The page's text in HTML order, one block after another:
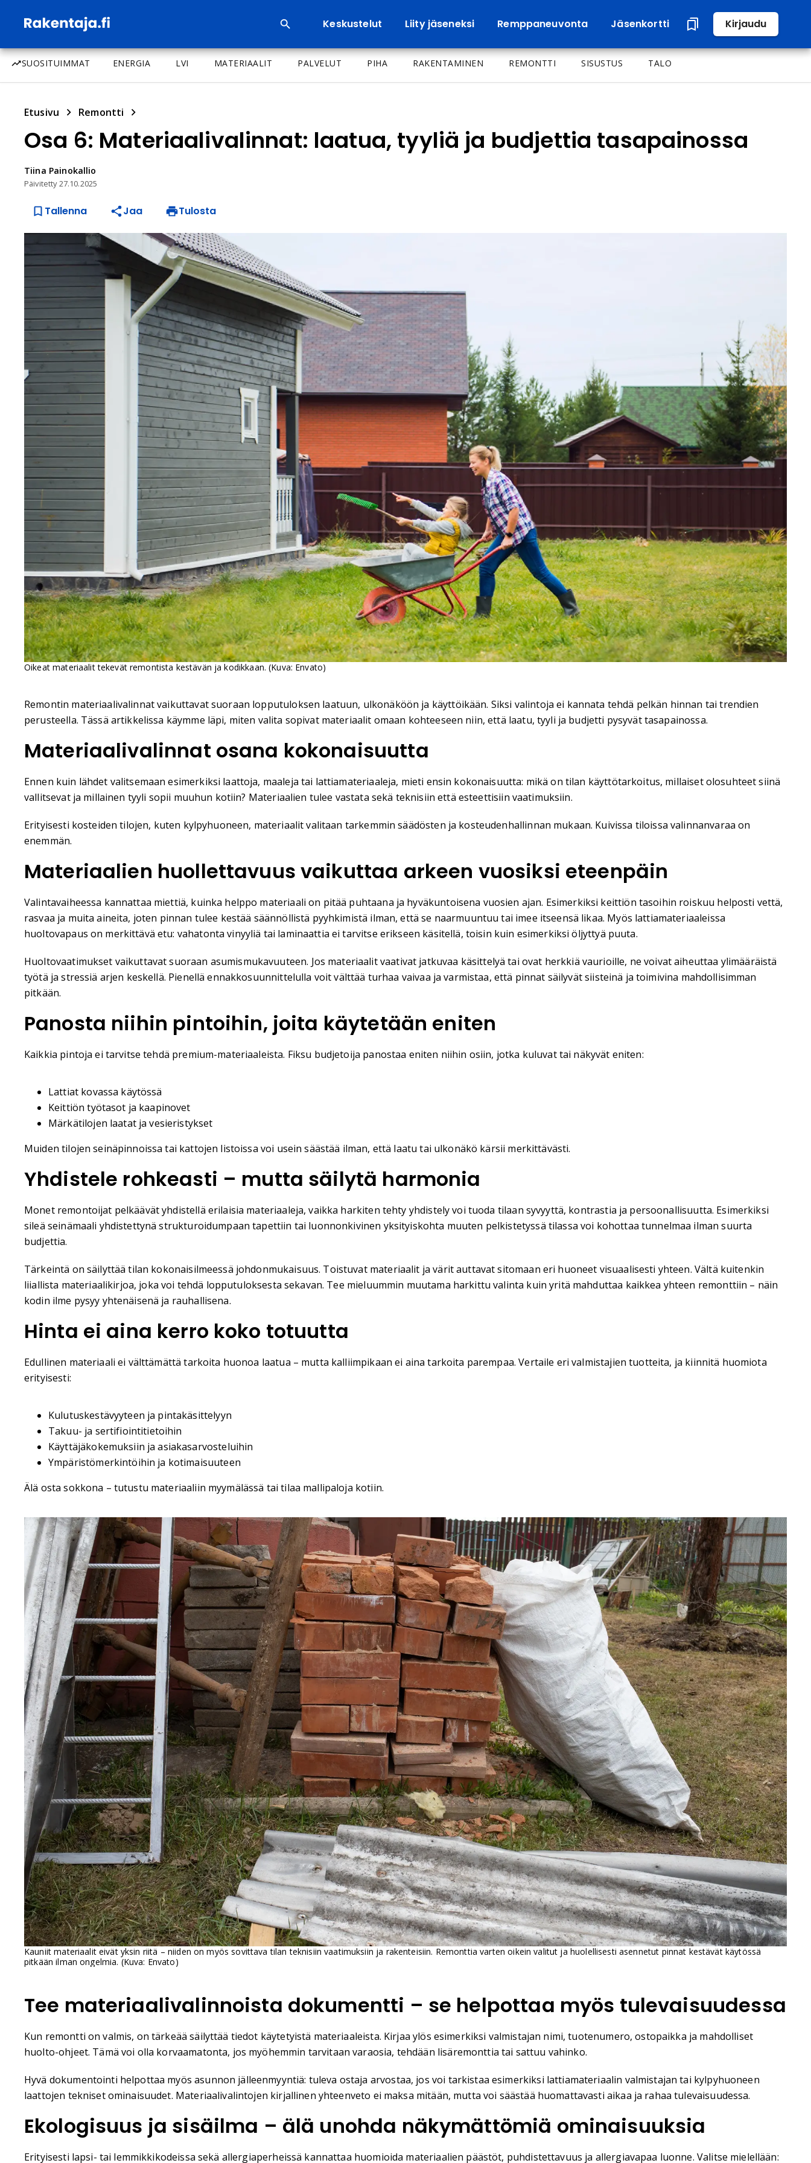
Keskustelut Liity jäseneksi Remppaneuvonta Jäsenkortti Kirjaudu
SUOSITUIMMAT ENERGIA LVI MATERIAALIT PALVELUT PIHA RAKENTAMINEN REMONTTI SISUSTUS TALO
Etusivu Remontti
Osa 6: Materiaalivalinnat: laatua, tyyliä ja budjettia tasapainossa
Tiina Painokallio
Päivitetty27.10.2025
Tallenna Jaa Tulosta
Oikeat materiaalit tekevät remontista kestävän ja kodikkaan. (Kuva: Envato)
Remontin materiaalivalinnat vaikuttavat suoraan lopputuloksen laatuun, ulkonäköön ja käyttöikään. Siksi valintoja ei kannata tehdä pelkän hinnan tai trendien
perusteella. Tässä artikkelissa käymme läpi, miten valita sopivat materiaalit omaan kohteeseen niin, että laatu, tyyli ja budjetti pysyvät tasapainossa.
Materiaalivalinnat osana kokonaisuutta
Ennen kuin lähdet valitsemaan esimerkiksi laattoja, maaleja tai lattiamateriaaleja, mieti ensin kokonaisuutta: mikä on tilan käyttötarkoitus, millaiset olosuhteet siinä
vallitsevat ja millainen tyyli sopii muuhun kotiin? Materiaalien tulee vastata sekä teknisiin että esteettisiin vaatimuksiin.
Erityisesti kosteiden tilojen, kuten kylpyhuoneen, materiaalit valitaan tarkemmin säädösten ja kosteudenhallinnan mukaan. Kuivissa tiloissa valinnanvaraa on
enemmän.
Materiaalien huollettavuus vaikuttaa arkeen vuosiksi eteenpäin
Valintavaiheessa kannattaa miettiä, kuinka helppo materiaali on pitää puhtaana ja hyväkuntoisena vuosien ajan. Esimerkiksi keittiön tasoihin roiskuu helposti vettä,
rasvaa ja muita aineita, joten pinnan tulee kestää säännöllistä pyyhkimistä ilman, että se naarmuuntuu tai imee itseensä likaa. Myös lattiamateriaaleissa
huoltovapaus on merkittävä etu: vahatonta vinyyliä tai laminaattia ei tarvitse erikseen käsitellä, toisin kuin esimerkiksi öljyttyä puuta.
Huoltovaatimukset vaikuttavat suoraan asumismukavuuteen. Jos materiaalit vaativat jatkuvaa käsittelyä tai ovat herkkiä vaurioille, ne voivat aiheuttaa ylimääräistä
työtä ja stressiä arjen keskellä. Pienellä ennakkosuunnittelulla voit välttää turhaa vaivaa ja varmistaa, että pinnat säilyvät siisteinä ja toimivina mahdollisimman
pitkään.
Panosta niihin pintoihin, joita käytetään eniten
Kaikkia pintoja ei tarvitse tehdä premium-materiaaleista. Fiksu budjetoija panostaa eniten niihin osiin, jotka kuluvat tai näkyvät eniten:
Lattiat kovassa käytössä
Keittiön työtasot ja kaapinovet
Märkätilojen laatat ja vesieristykset
Muiden tilojen seinäpinnoissa tai kattojen listoissa voi usein säästää ilman, että laatu tai ulkonäkö kärsii merkittävästi.
Yhdistele rohkeasti – mutta säilytä harmonia
Monet remontoijat pelkäävät yhdistellä erilaisia materiaaleja, vaikka harkiten tehty yhdistely voi tuoda tilaan syvyyttä, kontrastia ja persoonallisuutta. Esimerkiksi
sileä seinämaali yhdistettynä strukturoidumpaan tapettiin tai luonnonkivinen yksityiskohta muuten pelkistetyssä tilassa voi kohottaa tunnelmaa ilman suurta
budjettia.
Tärkeintä on säilyttää tilan kokonaisilmeessä johdonmukaisuus. Toistuvat materiaalit ja värit auttavat sitomaan eri huoneet visuaalisesti yhteen. Vältä kuitenkin
liiallista materiaalikirjoa, joka voi tehdä lopputuloksesta sekavan. Tee mieluummin muutama harkittu valinta kuin yritä mahduttaa kaikkea yhteen remonttiin – näin
kodin ilme pysyy yhtenäisenä ja rauhallisena.
Hinta ei aina kerro koko totuutta
Edullinen materiaali ei välttämättä tarkoita huonoa laatua – mutta kalliimpikaan ei aina tarkoita parempaa. Vertaile eri valmistajien tuotteita, ja kiinnitä huomiota
erityisesti:
Kulutuskestävyyteen ja pintakäsittelyyn
Takuu- ja sertifiointitietoihin
Käyttäjäkokemuksiin ja asiakasarvosteluihin
Ympäristömerkintöihin ja kotimaisuuteen
Älä osta sokkona – tutustu materiaaliin myymälässä tai tilaa mallipaloja kotiin.
Kauniit materiaalit eivät yksin riitä – niiden on myös sovittava tilan teknisiin vaatimuksiin ja rakenteisiin. Remonttia varten oikein valitut ja huolellisesti asennetut pinnat kestävät käytössä
pitkään ilman ongelmia. (Kuva: Envato)
Tee materiaalivalinnoista dokumentti – se helpottaa myös tulevaisuudessa
Kun remontti on valmis, on tärkeää säilyttää tiedot käytetyistä materiaaleista. Kirjaa ylös esimerkiksi valmistajan nimi, tuotenumero, ostopaikka ja mahdolliset
huolto-ohjeet. Tämä voi olla korvaamatonta, jos myöhemmin tarvitaan varaosia, tehdään lisäremonttia tai sattuu vahinko.
Hyvä dokumentointi helpottaa myös asunnon jälleenmyyntiä: tuleva ostaja arvostaa, jos voi tarkistaa esimerkiksi lattiamateriaalin valmistajan tai kylpyhuoneen
laattojen tekniset ominaisuudet. Materiaalivalintojen kirjallinen yhteenveto ei maksa mitään, mutta voi säästää huomattavasti aikaa ja rahaa tulevaisuudessa.
Ekologisuus ja sisäilma – älä unohda näkymättömiä ominaisuuksia
Erityisesti lapsi- tai lemmikkikodeissa sekä allergiaperheissä kannattaa huomioida materiaalien päästöt, puhdistettavuus ja allergiavapaa luonne. Valitse mielellään: